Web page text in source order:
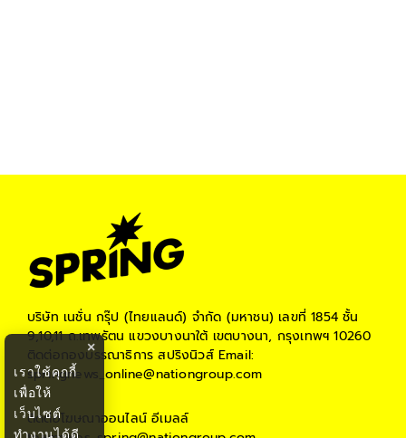
บริษัท เนชั่น กรุ๊ป (ไทยแลนด์) จำกัด (มหาชน) เลขที่ 1854 ชั้น
9,10,11 ถ.เทพรัตน แขวงบางนาใต้ เขตบางนา, กรุงเทพฯ 10260
ติดต่อกองบรรณาธิการ สปริงนิวส์Email:
springnews_online@nationgroup.com
ติดต่อโฆษณาออนไลน์ อีเมลล์
×
เราใช้คุกกี้
เพื่อให้
เว็บไซต์
ทำงานได้ดี